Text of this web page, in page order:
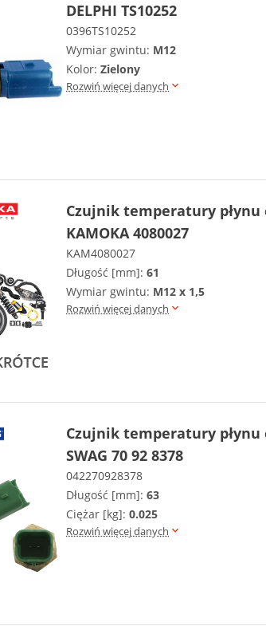
DELPHI TS10252
0396TS10252
Wymiar gwintu: M12
Kolor: Zielony
Rozwiń więcej danych
Czujnik temperatury płynu
KAMOKA 4080027
KAM4080027
Długość [mm]: 61
Wymiar gwintu: M12 x 1,5
Rozwiń więcej danych
Czujnik temperatury płynu
SWAG 70 92 8378
042270928378
Długość [mm]: 63
Ciężar [kg]: 0.025
Rozwiń więcej danych